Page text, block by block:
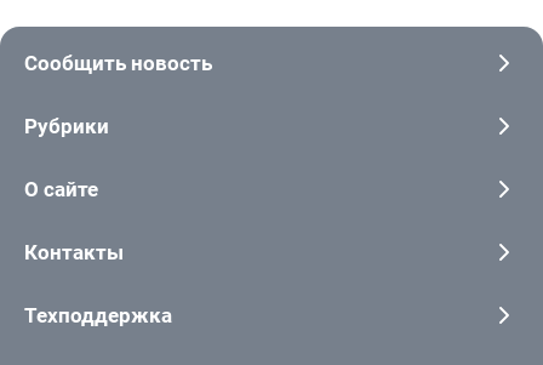
Сообщить новость
Рубрики
О сайте
Контакты
Техподдержка